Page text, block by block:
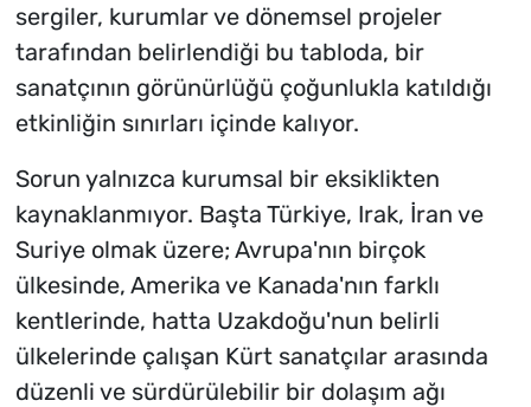
sergiler, kurumlar ve dönemsel projeler
tarafından belirlendiği bu tabloda, bir
sanatçının görünürlüğü çoğunlukla katıldığı
etkinliğin sınırları içinde kalıyor.
Sorun yalnızca kurumsal bir eksiklikten
kaynaklanmıyor. Başta Türkiye, Irak, İran ve
Suriye olmak üzere; Avrupa'nın birçok
ülkesinde, Amerika ve Kanada'nın farklı
kentlerinde, hatta Uzakdoğu'nun belirli
ülkelerinde çalışan Kürt sanatçılar arasında
düzenli ve sürdürülebilir bir dolaşım ağı